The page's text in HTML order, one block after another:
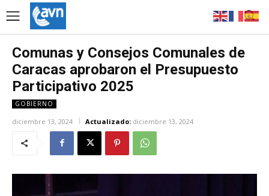
Comunas y Consejos Comunales de
Caracas aprobaron el Presupuesto
Participativo 2025
GOBIERNO
diciembre 13, 2024 Actualizado: diciembre 13, 2024